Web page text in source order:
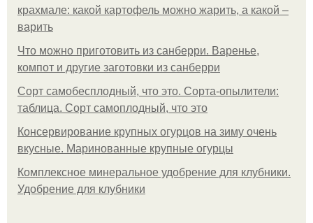
крахмале: какой картофель можно жарить, а какой –
варить
Что можно приготовить из санберри. Варенье,
компот и другие заготовки из санберри
Сорт самобесплодный, что это. Сорта-опылители:
таблица. Сорт самоплодный, что это
Консервирование крупных огурцов на зиму очень
вкусные. Маринованные крупные огурцы
Комплексное минеральное удобрение для клубники.
Удобрение для клубники